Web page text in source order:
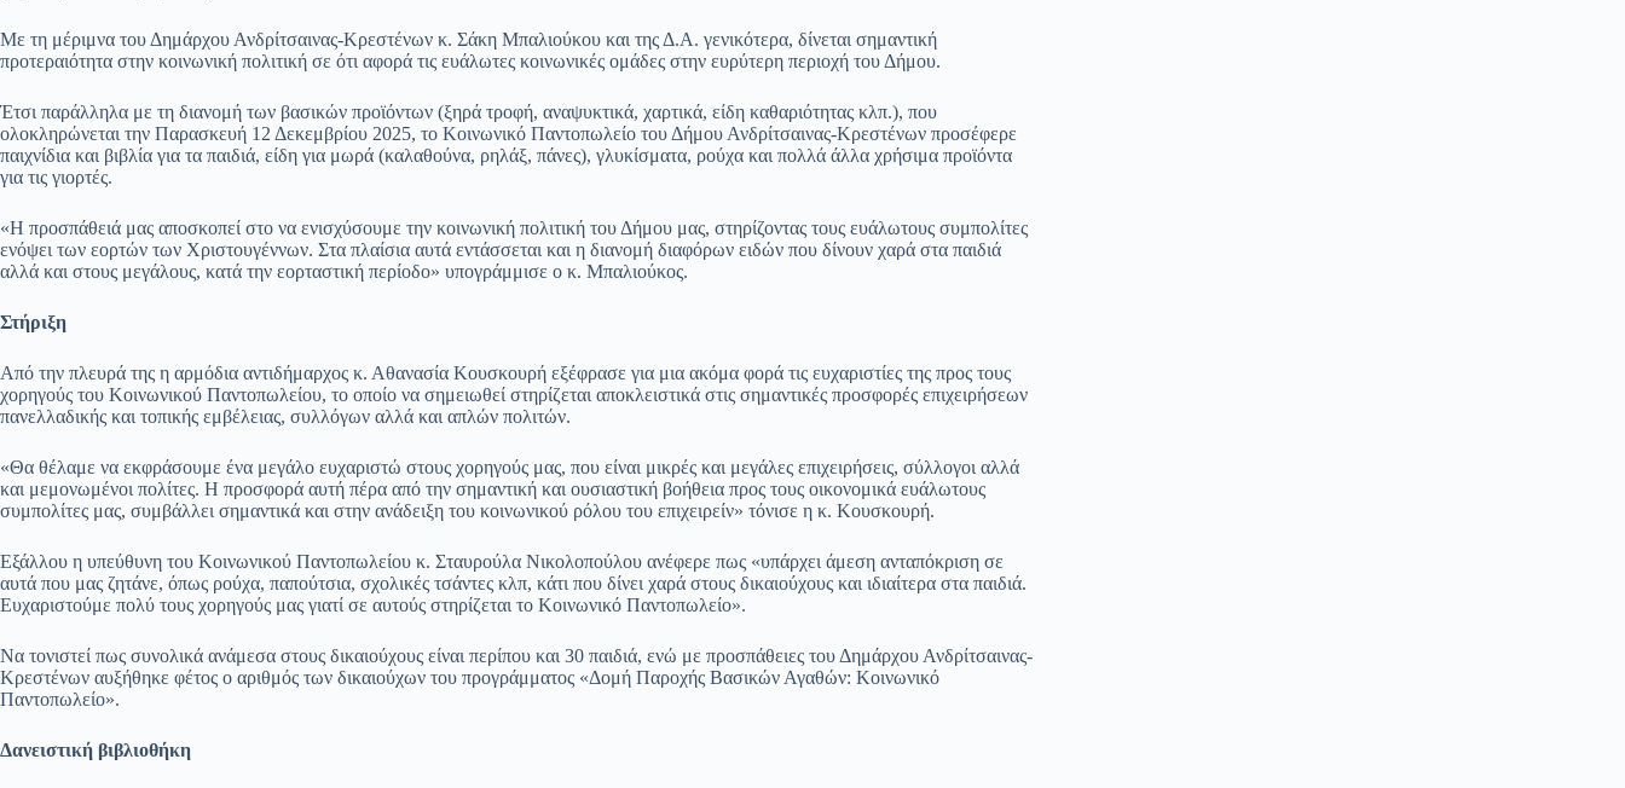
Με τη μέριμνα του Δημάρχου Ανδρίτσαινας-Κρεστένων κ. Σάκη Μπαλιούκου και της Δ.Α. γενικότερα, δίνεται σημαντική
προτεραιότητα στην κοινωνική πολιτική σε ότι αφορά τις ευάλωτες κοινωνικές ομάδες στην ευρύτερη περιοχή του Δήμου.
Έτσι παράλληλα με τη διανομή των βασικών προϊόντων (ξηρά τροφή, αναψυκτικά, χαρτικά, είδη καθαριότητας κλπ.), που
ολοκληρώνεται την Παρασκευή 12 Δεκεμβρίου 2025, το Κοινωνικό Παντοπωλείο του Δήμου Ανδρίτσαινας-Κρεστένων προσέφερε
παιχνίδια και βιβλία για τα παιδιά, είδη για μωρά (καλαθούνα, ρηλάξ, πάνες), γλυκίσματα, ρούχα και πολλά άλλα χρήσιμα προϊόντα
για τις γιορτές.
«Η προσπάθειά μας αποσκοπεί στο να ενισχύσουμε την κοινωνική πολιτική του Δήμου μας, στηρίζοντας τους ευάλωτους συμπολίτες
ενόψει των εορτών των Χριστουγέννων. Στα πλαίσια αυτά εντάσσεται και η διανομή διαφόρων ειδών που δίνουν χαρά στα παιδιά
αλλά και στους μεγάλους, κατά την εορταστική περίοδο» υπογράμμισε ο κ. Μπαλιούκος.
Στήριξη
Από την πλευρά της η αρμόδια αντιδήμαρχος κ. Αθανασία Κουσκουρή εξέφρασε για μια ακόμα φορά τις ευχαριστίες της προς τους
χορηγούς του Κοινωνικού Παντοπωλείου, το οποίο να σημειωθεί στηρίζεται αποκλειστικά στις σημαντικές προσφορές επιχειρήσεων
πανελλαδικής και τοπικής εμβέλειας, συλλόγων αλλά και απλών πολιτών.
«Θα θέλαμε να εκφράσουμε ένα μεγάλο ευχαριστώ στους χορηγούς μας, που είναι μικρές και μεγάλες επιχειρήσεις, σύλλογοι αλλά
και μεμονωμένοι πολίτες. Η προσφορά αυτή πέρα από την σημαντική και ουσιαστική βοήθεια προς τους οικονομικά ευάλωτους
συμπολίτες μας, συμβάλλει σημαντικά και στην ανάδειξη του κοινωνικού ρόλου του επιχειρείν» τόνισε η κ. Κουσκουρή.
Εξάλλου η υπεύθυνη του Κοινωνικού Παντοπωλείου κ. Σταυρούλα Νικολοπούλου ανέφερε πως «υπάρχει άμεση ανταπόκριση σε
αυτά που μας ζητάνε, όπως ρούχα, παπούτσια, σχολικές τσάντες κλπ, κάτι που δίνει χαρά στους δικαιούχους και ιδιαίτερα στα παιδιά.
Ευχαριστούμε πολύ τους χορηγούς μας γιατί σε αυτούς στηρίζεται το Κοινωνικό Παντοπωλείο».
Να τονιστεί πως συνολικά ανάμεσα στους δικαιούχους είναι περίπου και 30 παιδιά, ενώ με προσπάθειες του Δημάρχου Ανδρίτσαινας-
Κρεστένων αυξήθηκε φέτος ο αριθμός των δικαιούχων του προγράμματος «Δομή Παροχής Βασικών Αγαθών: Κοινωνικό
Παντοπωλείο».
Δανειστική βιβλιοθήκη